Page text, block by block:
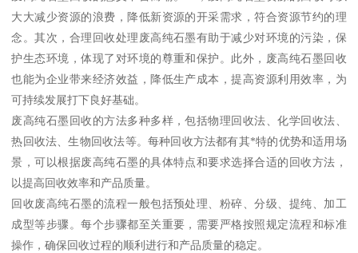
大大减少资源的浪费，降低新资源的开采需求，符合资源节约的理
念。其次，合理回收处理废高纯石墨有助于减少对环境的污染，保
护生态环境，体现了对环境的尊重和保护。此外，废高纯石墨回收
也能为企业带来经济效益，降低生产成本，提高资源利用效率，为
可持续发展打下良好基础。
废高纯石墨回收的方法多种多样，包括物理回收法、化学回收法、
热回收法、生物回收法等。每种回收方法都有其*特的优势和适用场
景，可以根据废高纯石墨的具体特点和要求选择合适的回收方法，
以提高回收效率和产品质量。
回收废高纯石墨的流程一般包括预处理、粉碎、分级、提纯、加工
成型等步骤。每个步骤都至关重要，需要严格按照规定流程和标准
操作，确保回收过程的顺利进行和产品质量的稳定。